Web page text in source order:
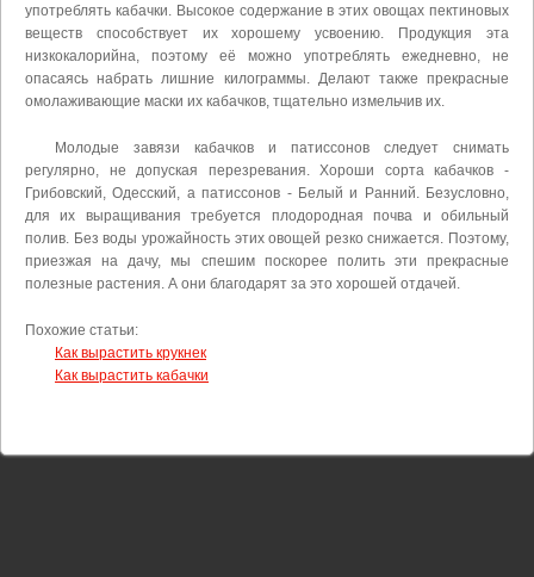
употреблять кабачки. Высокое содержание в этих овощах пектиновых
веществ способствует их хорошему усвоению. Продукция эта
низкокалорийна, поэтому её можно употреблять ежедневно, не
опасаясь набрать лишние килограммы. Делают также прекрасные
омолаживающие маски их кабачков, тщательно измельчив их.
Молодые завязи кабачков и патиссонов следует снимать
регулярно, не допуская перезревания. Хороши сорта кабачков -
Грибовский, Одесский, а патиссонов - Белый и Ранний. Безусловно,
для их выращивания требуется плодородная почва и обильный
полив. Без воды урожайность этих овощей резко снижается. Поэтому,
приезжая на дачу, мы спешим поскорее полить эти прекрасные
полезные растения. А они благодарят за это хорошей отдачей.
Похожие статьи:
Как вырастить крукнек
Как вырастить кабачки